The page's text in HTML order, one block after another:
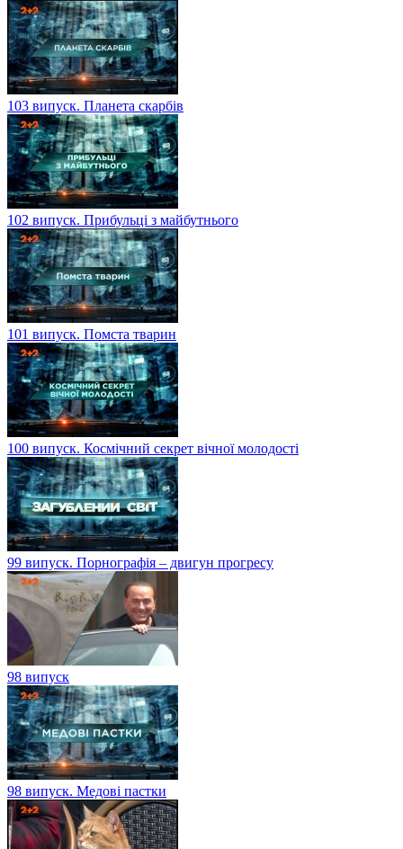
103 випуск. Планета скарбів
102 випуск. Прибульці з майбутнього
101 випуск. Помста тварин
100 випуск. Космічний секрет вічної молодості
99 випуск. Порнографія – двигун прогресу
98 випуск
98 випуск. Медові пастки